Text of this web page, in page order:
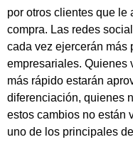
por otros clientes que le
compra. Las redes
cada vez ejercerán más
empresariales. Quienes
más rápido estarán
diferenciación, quienes
estos cambios no están
uno de los principales